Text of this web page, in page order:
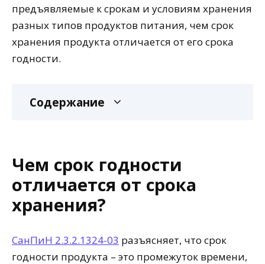
предъявляемые к срокам и условиям хранения
разных типов продуктов питания, чем срок
хранения продукта отличается от его срока
годности.
Содержание
Чем срок годности
отличается от срока
хранения?
СанПиН 2.3.2.1324-03 разъясняет, что срок
годности продукта – это промежуток времени,